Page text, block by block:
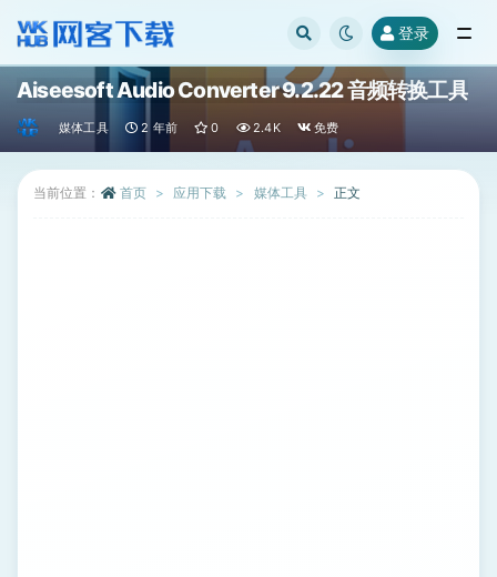
登录
Aiseesoft Audio Converter 9.2.22 音频转换工具
媒体工具 2 年前 0 2.4K 免费
当前位置： 首页 应用下载 媒体工具 正文
全部